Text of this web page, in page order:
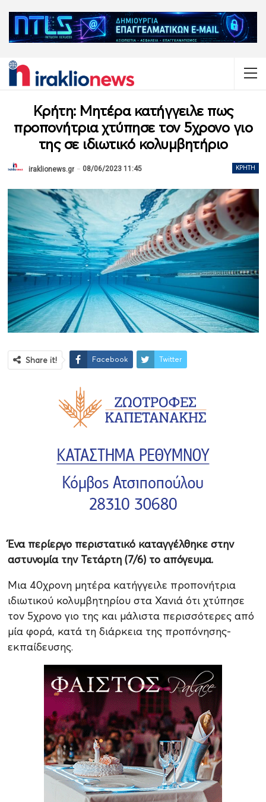
Κρήτη: Μητέρα κατήγγειλε πως
προπονήτρια χτύπησε τον 5χρονο γιο
της σε ιδιωτικό κολυμβητήριο
ΚΡΉΤΗ
iraklionews.gr 08/06/2023 11:45
Share it! Facebook Twitter
Ένα περίεργο περιστατικό καταγγέλθηκε στην
αστυνομία την Τετάρτη (7/6) το απόγευμα.
Μια 40χρονη μητέρα κατήγγειλε προπονήτρια
ιδιωτικού κολυμβητηρίου στα Χανιά ότι χτύπησε
τον 5χρονο γιο της και μάλιστα περισσότερες από
μία φορά, κατά τη διάρκεια της προπόνησης-
εκπαίδευσης.